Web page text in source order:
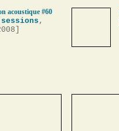
acoustique #60
sessions ,